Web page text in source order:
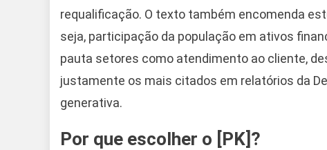
requalificação. O texto também encomenda
seja, participação da população em ativos
pauta setores como atendimento ao cliente,
justamente os mais citados em relatórios da
generativa.
Por que escolher o [PK]?